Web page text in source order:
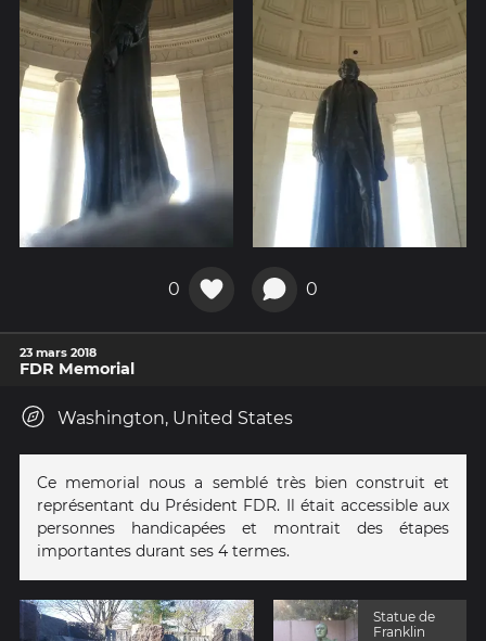
0 0
23 mars 2018
FDR Memorial
Washington, United States
Ce memorial nous a semblé très bien construit et
représentant du Président FDR. Il était accessible aux
personnes handicapées et montrait des étapes
importantes durant ses 4 termes.
Statue de
Franklin